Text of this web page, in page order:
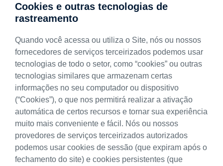
Cookies e outras tecnologias de
rastreamento
Quando você acessa ou utiliza o Site, nós ou nossos
fornecedores de serviços terceirizados podemos usar
tecnologias de todo o setor, como “cookies” ou outras
tecnologias similares que armazenam certas
informações no seu computador ou dispositivo
(“Cookies”), o que nos permitirá realizar a ativação
automática de certos recursos e tornar sua experiência
muito mais conveniente e fácil. Nós ou nossos
provedores de serviços terceirizados autorizados
podemos usar cookies de sessão (que expiram após o
fechamento do site) e cookies persistentes (que